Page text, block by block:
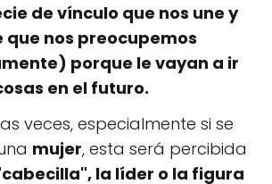
de vínculo que nos une y
que nos preocupemos
porque le vayan a ir
en el futuro.
veces, especialmente si se
mujer, esta será percibida
la líder o la figura